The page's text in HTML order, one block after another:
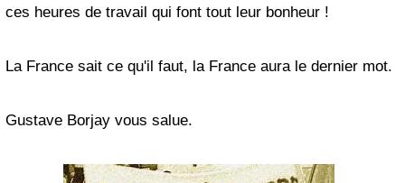
ces heures de travail qui font tout leur bonheur !
La France sait ce qu'il faut, la France aura le dernier mot.
Gustave Borjay vous salue.